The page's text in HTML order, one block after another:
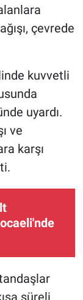
çevrede
kuvvetli
uyardı.
ve
karşı
süreli